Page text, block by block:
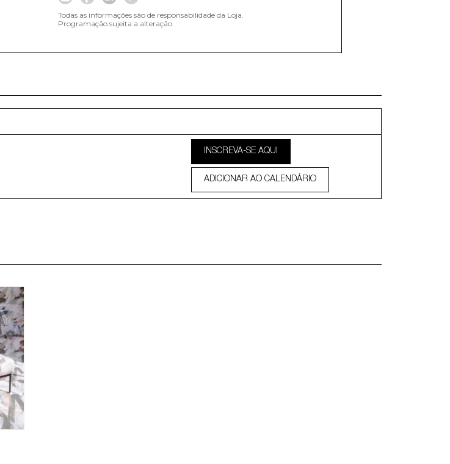
Todas as informações são de responsabilidade da Loja.
Programação sujeita a alteração.
INSCREVA-SE AQUI
ADICIONAR AO CALENDÁRIO